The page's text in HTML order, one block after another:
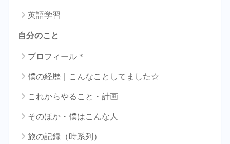
英語学習
自分のこと
プロフィール＊
僕の経歴｜こんなことしてました☆
これからやること・計画
そのほか・僕はこんな人
旅の記録（時系列）